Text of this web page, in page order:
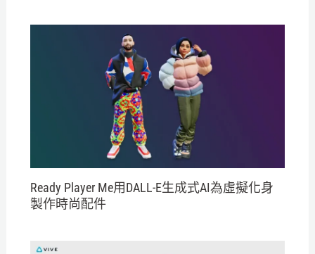
Ready Player Me用DALL-E生成式AI為虛擬化身
製作時尚配件